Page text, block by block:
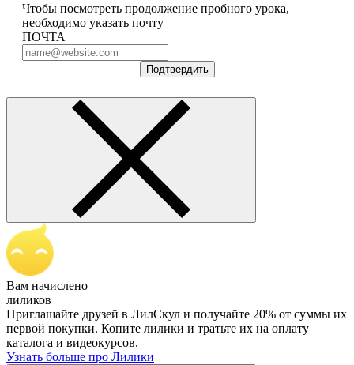
Чтобы посмотреть продолжение пробного урока,
необходимо указать почту
ПОЧТА
Подтвердить
Вам начислено
лиликов
Приглашайте друзей в ЛилСкул и получайте 20% от суммы их
первой покупки. Копите лилики и тратьте их на оплату
каталога и видеокурсов.
Узнать больше про Лилики